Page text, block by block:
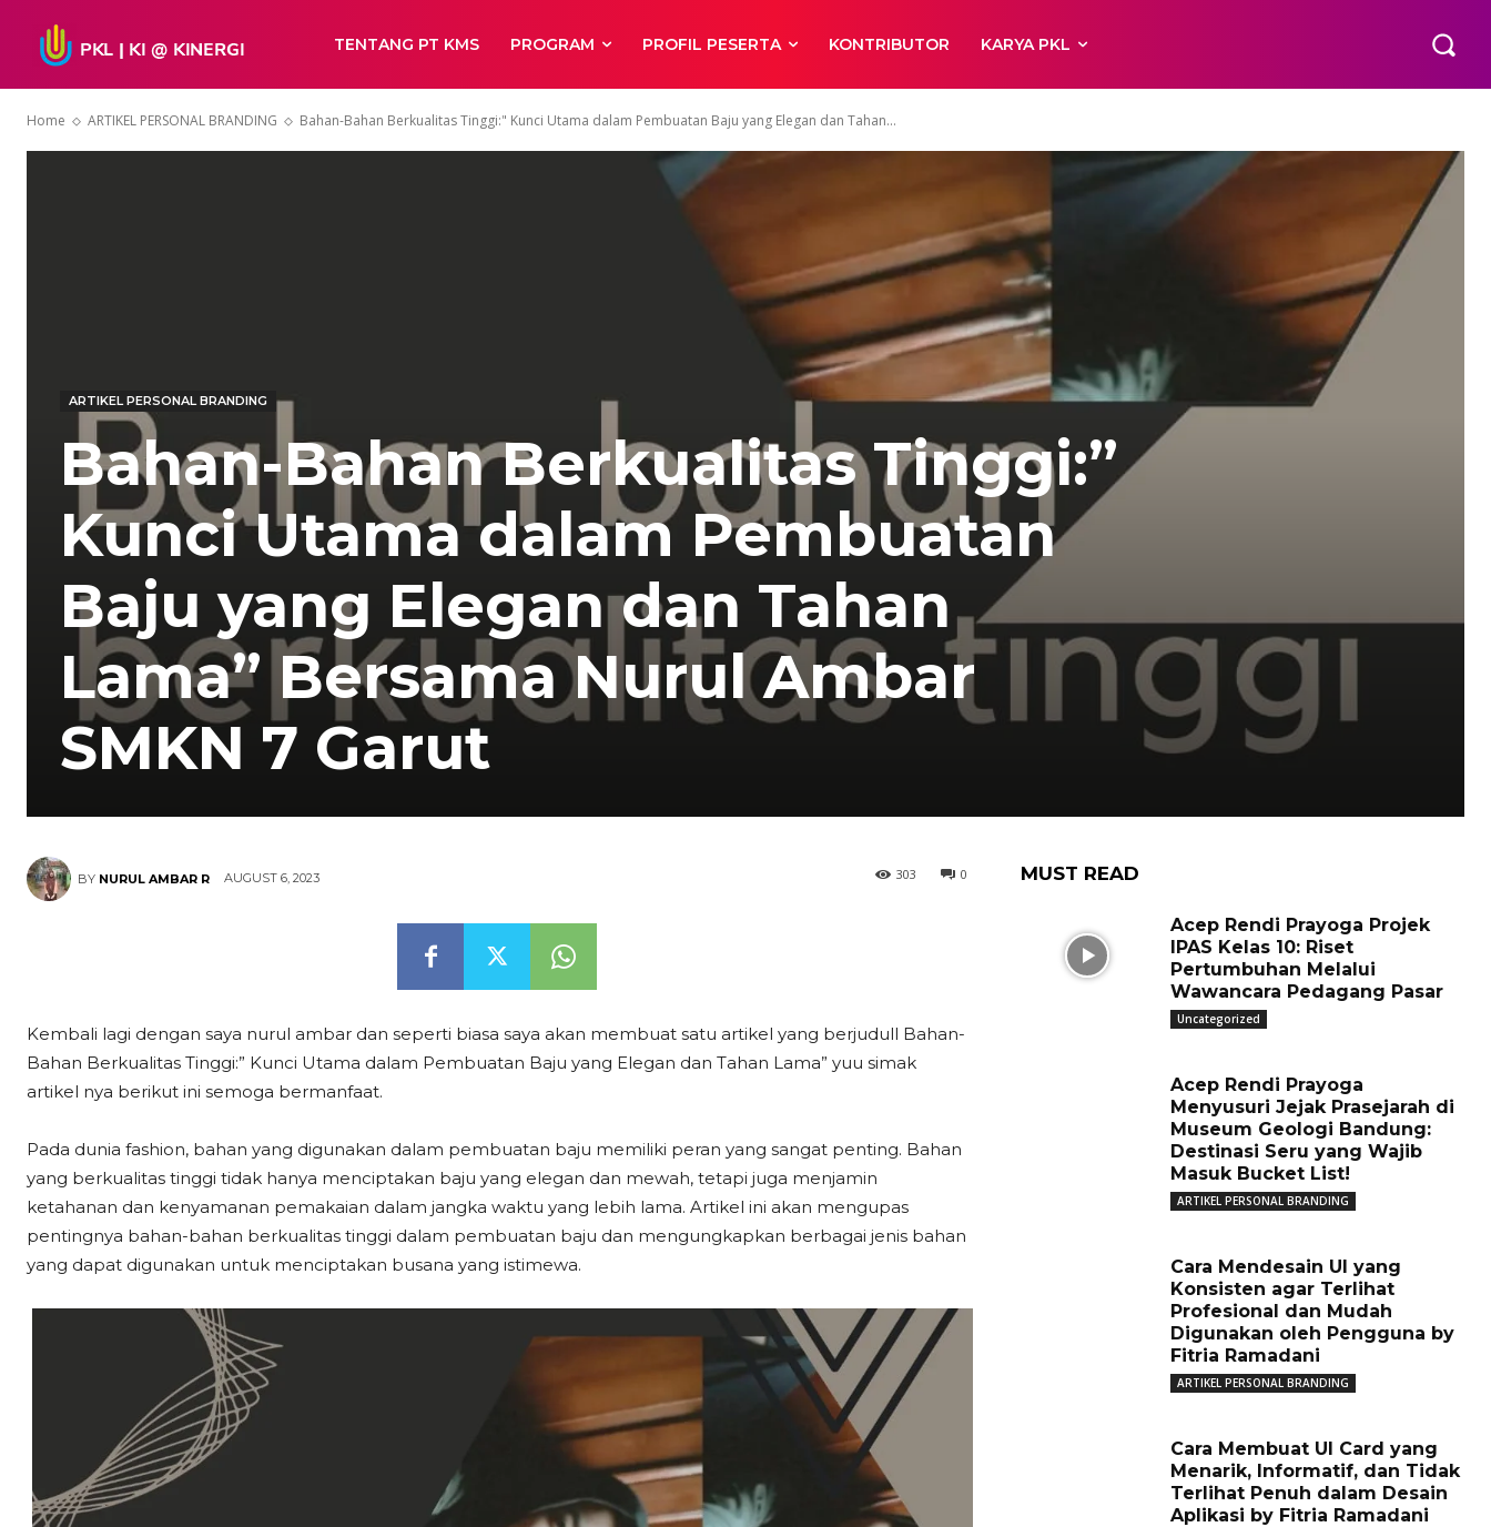
TENTANG PT KMS PROGRAM PROFIL PESERTA KONTRIBUTOR KARYA PKL
Home ARTIKEL PERSONAL BRANDING Bahan-Bahan Berkualitas Tinggi:" Kunci Utama dalam Pembuatan Baju yang Elegan dan Tahan...
ARTIKEL PERSONAL BRANDING
Bahan-Bahan Berkualitas Tinggi:”
Kunci Utama dalam Pembuatan
Baju yang Elegan dan Tahan
Lama” Bersama Nurul Ambar
SMKN 7 Garut
BY NURUL AMBAR R AUGUST 6, 2023 0
303
Kembali lagi dengan saya nurul ambar dan seperti biasa saya akan membuat satu artikel yang berjudull Bahan-
Bahan Berkualitas Tinggi:” Kunci Utama dalam Pembuatan Baju yang Elegan dan Tahan Lama” yuu simak
artikel nya berikut ini semoga bermanfaat.
Pada dunia fashion, bahan yang digunakan dalam pembuatan baju memiliki peran yang sangat penting. Bahan
yang berkualitas tinggi tidak hanya menciptakan baju yang elegan dan mewah, tetapi juga menjamin
ketahanan dan kenyamanan pemakaian dalam jangka waktu yang lebih lama. Artikel ini akan mengupas
pentingnya bahan-bahan berkualitas tinggi dalam pembuatan baju dan mengungkapkan berbagai jenis bahan
yang dapat digunakan untuk menciptakan busana yang istimewa.
MUST READ
Acep Rendi Prayoga Projek
IPAS Kelas 10: Riset
Pertumbuhan Melalui
Wawancara Pedagang Pasar
Uncategorized
Acep Rendi Prayoga
Menyusuri Jejak Prasejarah di
Museum Geologi Bandung:
Destinasi Seru yang Wajib
Masuk Bucket List!
ARTIKEL PERSONAL BRANDING
Cara Mendesain UI yang
Konsisten agar Terlihat
Profesional dan Mudah
Digunakan oleh Pengguna by
Fitria Ramadani
ARTIKEL PERSONAL BRANDING
Cara Membuat UI Card yang
Menarik, Informatif, dan Tidak
Terlihat Penuh dalam Desain
Aplikasi by Fitria Ramadani